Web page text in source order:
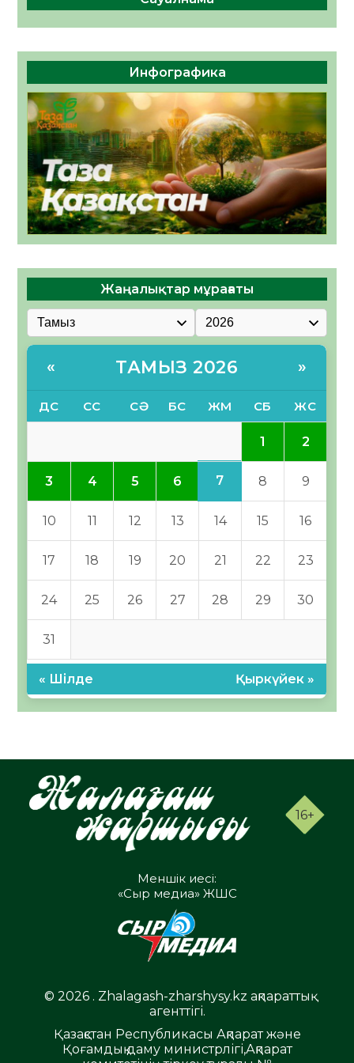
Инфографика
Жаңалықтар мұрағаты
« ТАМЫЗ 2026 »
ДС СС СӘ БС ЖМ СБ ЖС
1 2
3 4 5 6 7 8 9
10 11 12 13 14 15 16
17 18 19 20 21 22 23
24 25 26 27 28 29 30
31
« Шілде Қыркүйек »
16+
Меншік иесі:
«Сыр медиа» ЖШС
© 2026 . Zhalagash-zharshysy.kz ақпараттық
агенттігі.
Қазақстан Республикасы Ақпарат және
Қоғамдық даму министрлігі,Ақпарат